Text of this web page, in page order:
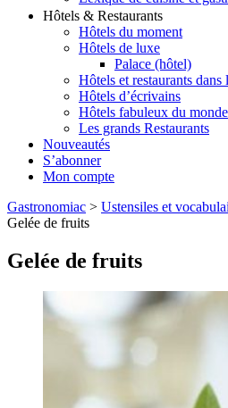
Hôtels & Restaurants
Hôtels du moment
Hôtels de luxe
Palace (hôtel)
Hôtels et restaurants dans
Hôtels d’écrivains
Hôtels fabuleux du monde
Les grands Restaurants
Nouveautés
S’abonner
Mon compte
Gastronomiac > Ustensiles et
Gelée de fruits
Gelée de fruits